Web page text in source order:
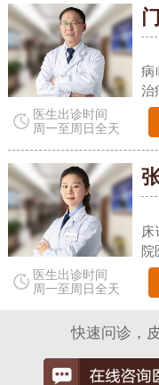
医生出诊时间
周一至周日全天
病
治
医生出诊时间
周一至周日全天
院
快速问诊，